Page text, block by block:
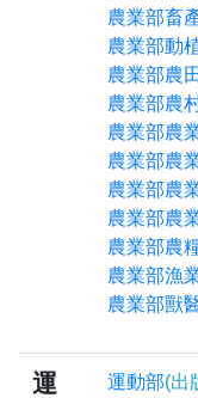
農業部畜
農業部動
農業部農
農業部農
農業部農
農業部農
農業部農
農業部農
農業部農
農業部漁
農業部獸
運
運動部(出